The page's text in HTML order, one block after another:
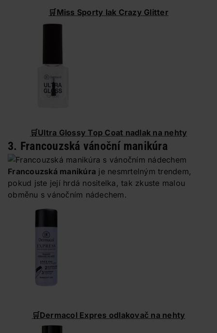
🛒Miss Sporty lak Crazy Glitter
🛒Ultra Glossy Top Coat nadlak na nehty
3. Francouzská vánoční manikúra
Francouzská manikúra je nesmrtelným trendem,
pokud jste její hrdá nositelka, tak zkuste malou
obměnu s vánočním nádechem.
🛒Dermacol Expres odlakovač na nehty